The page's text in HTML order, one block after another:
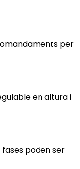
per
en altura i
fases poden ser